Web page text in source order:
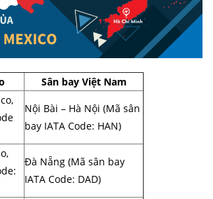
Sân bay Việt Nam
Nội Bài – Hà Nội (Mã sân
bay IATA Code: HAN)
Đà Nẵng (Mã sân bay
IATA Code: DAD)